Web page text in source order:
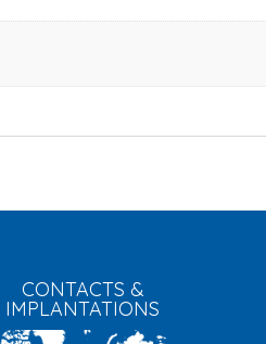
CONTACTS &
IMPLANTATIONS